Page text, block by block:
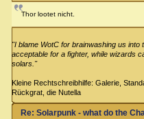
Thor lootet nicht.
"I blame WotC for brainwashing us
acceptable for a fighter, while wizards
solars."
Kleine Rechtschreibhilfe: Galerie,
Rückgrat, die Nutella
Re: Solarpunk - what do the